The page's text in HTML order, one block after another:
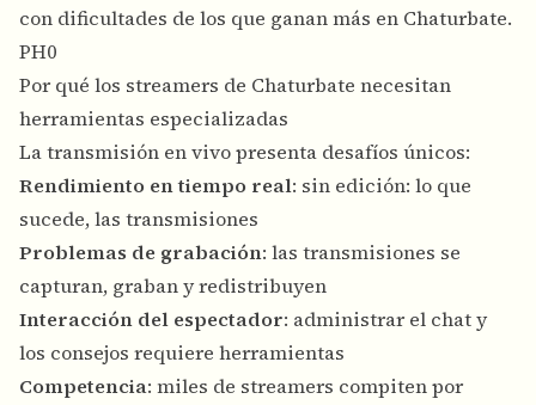
con dificultades de los que ganan más en Chaturbate.
PH0
Por qué los streamers de Chaturbate necesitan
herramientas especializadas
La transmisión en vivo presenta desafíos únicos:
Rendimiento en tiempo real: sin edición: lo que
sucede, las transmisiones
Problemas de grabación: las transmisiones se
capturan, graban y redistribuyen
Interacción del espectador: administrar el chat y
los consejos requiere herramientas
Competencia: miles de streamers compiten por